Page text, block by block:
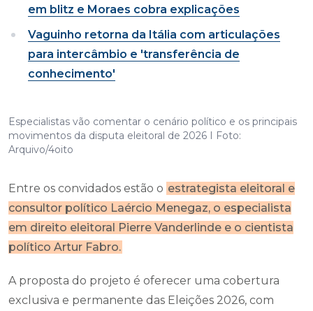
em blitz e Moraes cobra explicações
Vaguinho retorna da Itália com articulações
para intercâmbio e 'transferência de
conhecimento'
Especialistas vão comentar o cenário político e os principais
movimentos da disputa eleitoral de 2026 I Foto:
Arquivo/4oito
Entre os convidados estão o estrategista eleitoral e
consultor político Laércio Menegaz, o especialista
em direito eleitoral Pierre Vanderlinde e o cientista
político Artur Fabro.
A proposta do projeto é oferecer uma cobertura
exclusiva e permanente das Eleições 2026, com